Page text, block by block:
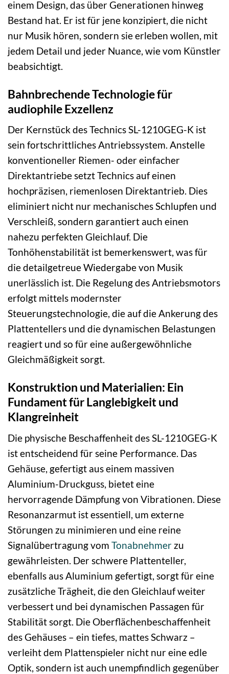
einem Design, das über Generationen hinweg
Bestand hat. Er ist für jene konzipiert, die nicht
nur Musik hören, sondern sie erleben wollen, mit
jedem Detail und jeder Nuance, wie vom Künstler
beabsichtigt.
Bahnbrechende Technologie für
audiophile Exzellenz
Der Kernstück des Technics SL-1210GEG-K ist
sein fortschrittliches Antriebssystem. Anstelle
konventioneller Riemen- oder einfacher
Direktantriebe setzt Technics auf einen
hochpräzisen, riemenlosen Direktantrieb. Dies
eliminiert nicht nur mechanisches Schlupfen und
Verschleiß, sondern garantiert auch einen
nahezu perfekten Gleichlauf. Die
Tonhöhenstabilität ist bemerkenswert, was für
die detailgetreue Wiedergabe von Musik
unerlässlich ist. Die Regelung des Antriebsmotors
erfolgt mittels modernster
Steuerungstechnologie, die auf die Ankerung des
Plattentellers und die dynamischen Belastungen
reagiert und so für eine außergewöhnliche
Gleichmäßigkeit sorgt.
Konstruktion und Materialien: Ein
Fundament für Langlebigkeit und
Klangreinheit
Die physische Beschaffenheit des SL-1210GEG-K
ist entscheidend für seine Performance. Das
Gehäuse, gefertigt aus einem massiven
Aluminium-Druckguss, bietet eine
hervorragende Dämpfung von Vibrationen. Diese
Resonanzarmut ist essentiell, um externe
Störungen zu minimieren und eine reine
Signalübertragung vom Tonabnehmer zu
gewährleisten. Der schwere Plattenteller,
ebenfalls aus Aluminium gefertigt, sorgt für eine
zusätzliche Trägheit, die den Gleichlauf weiter
verbessert und bei dynamischen Passagen für
Stabilität sorgt. Die Oberflächenbeschaffenheit
des Gehäuses – ein tiefes, mattes Schwarz –
verleiht dem Plattenspieler nicht nur eine edle
Optik, sondern ist auch unempfindlich gegenüber